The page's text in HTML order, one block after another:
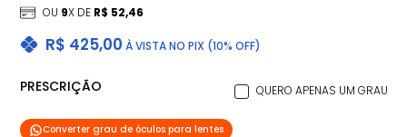
R$ 425,00 À VISTA NO PIX (10% OFF)
OU 9X DE R$ 52,46
PRESCRIÇÃO QUERO APENAS UM GRAU
Converter grau de óculos para lentes